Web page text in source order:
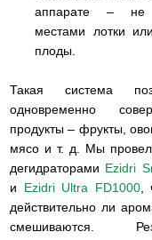
аппарате – не
местами лотки
плоды.
Такая система
одновременно
продукты – фрукты,
мясо и т. д. Мы
дегидраторами Ezidri
и Ezidri Ultra FD1000,
действительно ли
смешиваются.